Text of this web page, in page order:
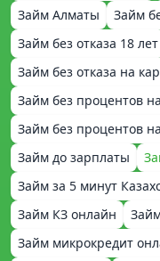
Займ Алматы
Займ
Займ без отказа 18 лет
Займ без отказа на
Займ без процентов
Займ без процентов
Займ до зарплаты
Займ за 5 минут
Займ КЗ онлайн
Займ микрокредит